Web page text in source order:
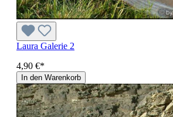
Laura Galerie 2
4,90 €*
In den Warenkorb